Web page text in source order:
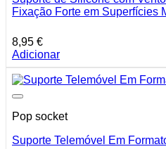
Fixação Forte em Superfícies
8,95 €
Adicionar
Pop socket
Suporte Telemóvel Em